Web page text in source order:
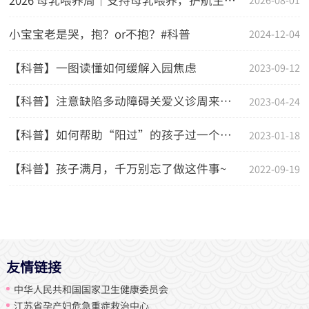
小宝宝老是哭，抱？or不抱？#科普 2024-12-04
【科普】一图读懂如何缓解入园焦虑 2023-09-12
【科普】注意缺陷多动障碍关爱义诊周来啦！ 2023-04-24
【科普】如何帮助“阳过”的孩子过一个健康安心的春节？ 2023-01-18
【科普】孩子满月，千万别忘了做这件事~ 2022-09-19
友情链接
中华人民共和国国家卫生健康委员会
江苏省孕产妇危急重症救治中心